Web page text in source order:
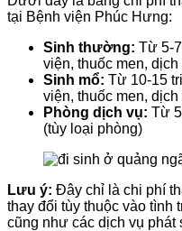
tại Bệnh viện Phúc Hưng:
Sinh thường: Từ 5-
viện, thuốc men,
Sinh mổ: Từ 10-15
viện, thuốc men,
Phòng dịch vụ: Từ
(tùy loại phòng)
Lưu ý: Đây chỉ là chi phí
thay đổi tùy thuộc vào tình
cũng như các dịch vụ phát